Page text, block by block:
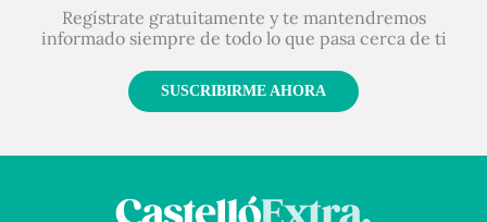
Regístrate gratuitamente y te mantendremos
informado siempre de todo lo que pasa cerca de ti
SUSCRIBIRME AHORA